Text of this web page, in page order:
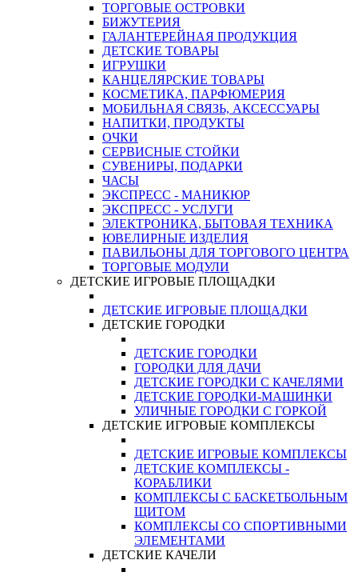
ТОРГОВЫЕ ОСТРОВКИ
БИЖУТЕРИЯ
ГАЛАНТЕРЕЙНАЯ ПРОДУКЦИЯ
ДЕТСКИЕ ТОВАРЫ
ИГРУШКИ
КАНЦЕЛЯРСКИЕ ТОВАРЫ
КОСМЕТИКА, ПАРФЮМЕРИЯ
МОБИЛЬНАЯ СВЯЗЬ, АКСЕССУАРЫ
НАПИТКИ, ПРОДУКТЫ
ОЧКИ
СЕРВИСНЫЕ СТОЙКИ
СУВЕНИРЫ, ПОДАРКИ
ЧАСЫ
ЭКСПРЕСС - МАНИКЮР
ЭКСПРЕСС - УСЛУГИ
ЭЛЕКТРОНИКА, БЫТОВАЯ ТЕХНИКА
ЮВЕЛИРНЫЕ ИЗДЕЛИЯ
ПАВИЛЬОНЫ ДЛЯ ТОРГОВОГО ЦЕНТРА
ТОРГОВЫЕ МОДУЛИ
ДЕТСКИЕ ИГРОВЫЕ ПЛОЩАДКИ
ДЕТСКИЕ ИГРОВЫЕ ПЛОЩАДКИ
ДЕТСКИЕ ГОРОДКИ
ДЕТСКИЕ ГОРОДКИ
ГОРОДКИ ДЛЯ ДАЧИ
ДЕТСКИЕ ГОРОДКИ С КАЧЕЛЯМИ
ДЕТСКИЕ ГОРОДКИ-МАШИНКИ
УЛИЧНЫЕ ГОРОДКИ С ГОРКОЙ
ДЕТСКИЕ ИГРОВЫЕ КОМПЛЕКСЫ
ДЕТСКИЕ ИГРОВЫЕ КОМПЛЕКСЫ
ДЕТСКИЕ КОМПЛЕКСЫ -
КОРАБЛИКИ
КОМПЛЕКСЫ С БАСКЕТБОЛЬНЫМ
ЩИТОМ
КОМПЛЕКСЫ СО СПОРТИВНЫМИ
ЭЛЕМЕНТАМИ
ДЕТСКИЕ КАЧЕЛИ